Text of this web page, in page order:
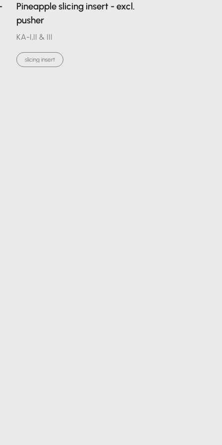
Pineapple slicing insert - excl.
pusher
KA-I,II & III
slicing insert